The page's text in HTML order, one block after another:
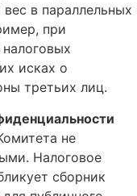
в параллельных
при
исках о
третьих лиц.
не
Налоговое
сборник